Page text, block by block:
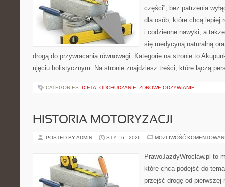
części”, bez patrzenia
dla osób, które chcą lepiej
i codzienne nawyki, a
się medycyną naturalną
drogą do przywracania równowagi. Kategorie na stronie to
ujęciu holistycznym. Na stronie znajdziesz treści, które łączą
CATEGORIES: DIETA, ODCHUDZANIE, ZDROWE ODŻYWIANIE
HISTORIA MOTORYZACJI
POSTED BY ADMIN STY - 6 - 2026 MOŻLIWOŚĆ
PrawoJazdyWroclaw.pl to
które chcą podejść do
przejść drogę od pierwszej